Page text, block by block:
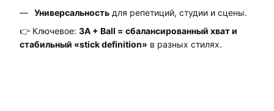
Универсальность для репетиций, студии и сцены.
👉 Ключевое: 3A + Ball = сбалансированный хват и
стабильный «stick definition» в разных стилях.